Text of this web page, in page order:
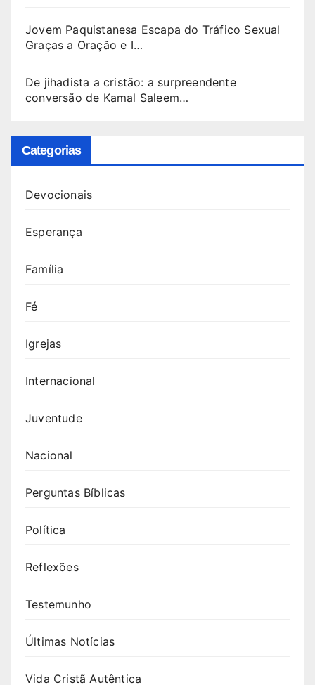
Jovem Paquistanesa Escapa do Tráfico Sexual
Graças a Oração e I…
De jihadista a cristão: a surpreendente
conversão de Kamal Saleem…
Categorias
Devocionais
Esperança
Família
Fé
Igrejas
Internacional
Juventude
Nacional
Perguntas Bíblicas
Política
Reflexões
Testemunho
Últimas Notícias
Vida Cristã Autêntica